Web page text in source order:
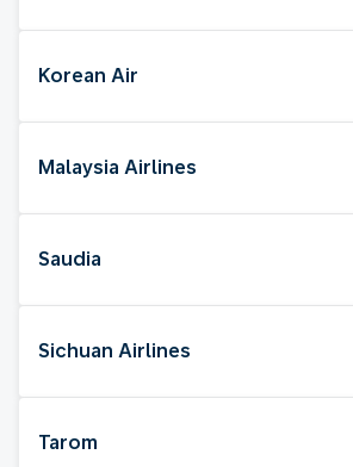
Korean Air
Malaysia Airlines
Saudia
Sichuan Airlines
Tarom